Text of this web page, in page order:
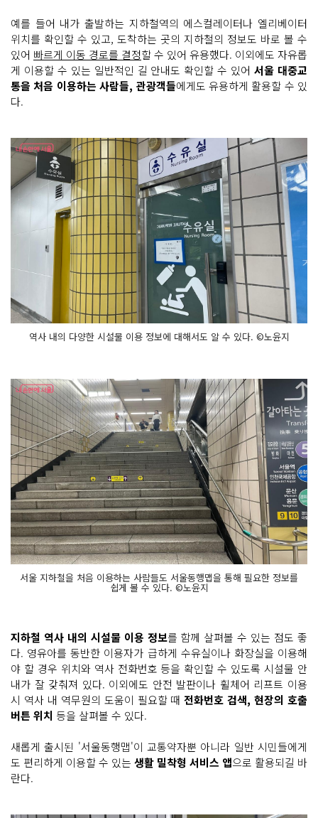
예를 들어 내가 출발하는 지하철역의 에스컬레이터나 엘리베이터
위치를 확인할 수 있고, 도착하는 곳의 지하철의 정보도 바로 볼 수
있어 빠르게 이동 경로를 결정할 수 있어 유용했다. 이외에도 자유롭
게 이용할 수 있는 일반적인 길 안내도 확인할 수 있어서울 대중교
통을 처음 이용하는 사람들, 관광객들에게도 유용하게 활용할 수 있
다.
역사 내의 다양한 시설물 이용 정보에 대해서도 알 수 있다. ©노윤지
서울 지하철을 처음 이용하는 사람들도 서울동행맵을 통해 필요한 정보를
쉽게 볼 수 있다. ©노윤지
지하철 역사 내의 시설물 이용 정보를 함께 살펴볼 수 있는 점도 좋
다. 영유아를 동반한 이용자가 급하게 수유실이나 화장실을 이용해
야 할 경우 위치와 역사 전화번호 등을 확인할 수 있도록 시설물 안
내가 잘 갖춰져 있다. 이외에도 안전 발판이나 휠체어 리프트 이용
시 역사 내 역무원의 도움이 필요할 때전화번호 검색, 현장의 호출
버튼 위치 등을 살펴볼 수 있다.
새롭게 출시된 '서울동행맵'이 교통약자뿐 아니라 일반 시민들에게
도 편리하게 이용할 수 있는 생활 밀착형 서비스 앱으로 활용되길 바
란다.